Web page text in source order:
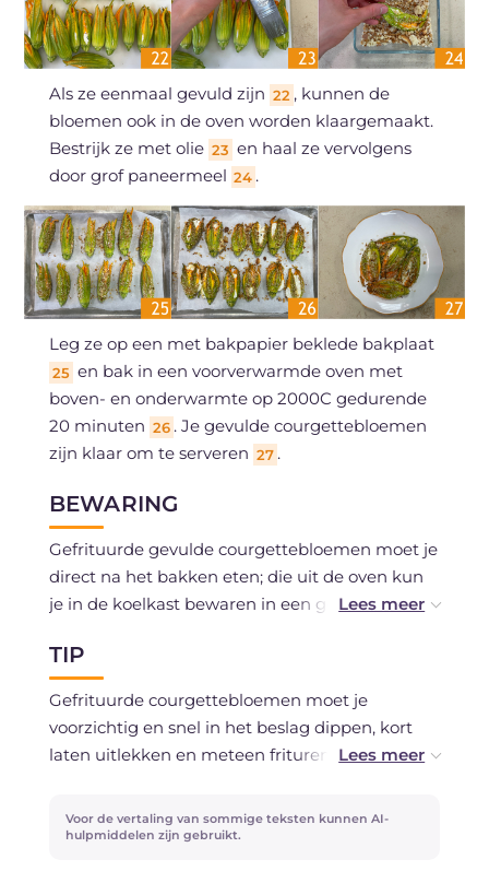
Als ze eenmaal gevuld zijn 22 , kunnen de
bloemen ook in de oven worden klaargemaakt.
Bestrijk ze met olie 23 en haal ze vervolgens
door grof paneermeel 24 .
Leg ze op een met bakpapier beklede bakplaat
25 en bak in een voorverwarmde oven met
boven- en onderwarmte op 2000C gedurende
20 minuten 26 . Je gevulde courgettebloemen
zijn klaar om te serveren 27 .
BEWARING
Gefrituurde gevulde courgettebloemen moet je
direct na het bakken eten; die uit de oven kun
je in de koelkast bewaren in een gesloten bakje,
aangeraden.
TIP
Gefrituurde courgettebloemen moet je
voorzichtig en snel in het beslag dippen, kort
laten uitlekken en meteen frituren. Grof
paneermeel; let erop dat het niet verbrandt
tijdens het bakken. We hebben de klassieke
Voor de vertaling van sommige teksten kunnen AI-
hulpmiddelen zijn gebruikt.